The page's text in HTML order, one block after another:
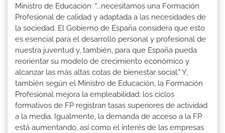
Ministro de Educación: "...necesitamos una Formación
Profesional de calidad y adaptada a las necesidades de
la sociedad. El Gobierno de España considera que esto
es esencial para el desarrollo personal y profesional de
nuestra juventud y, también, para que España pueda
reorientar su modelo de crecimiento económico y
alcanzar las más altas cotas de bienestar social." Y,
también según el Ministro de Educación, la Formación
Profesional mejora la empleabilidad: los ciclos
formativos de FP registran tasas superiores de actividad
a la media. Igualmente, la demanda de acceso a la FP
está aumentando, así como el interés de las empresas